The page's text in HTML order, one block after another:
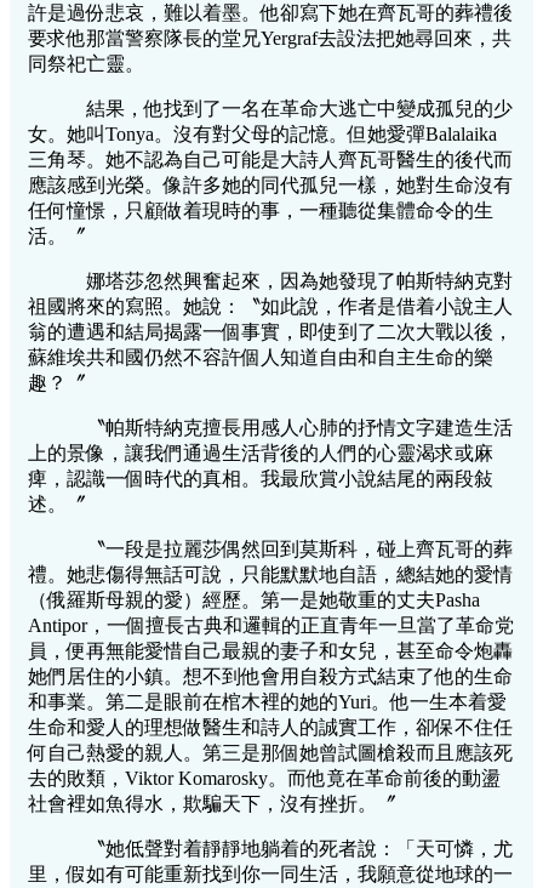
許是過份悲哀，難以着墨。他卻寫下她在齊瓦哥的葬禮後
要求他那當警察隊長的堂兄Yergraf去設法把她尋回來，共
同祭祀亡靈。
結果，他找到了一名在革命大逃亡中變成孤兒的少
女。她叫Tonya。沒有對父母的記憶。但她愛彈Balalaika
三角琴。她不認為自己可能是大詩人齊瓦哥醫生的後代而
應該感到光榮。像許多她的同代孤兒一樣，她對生命沒有
任何憧憬，只顧做着現時的事，一種聽從集體命令的生
活。〞
娜塔莎忽然興奮起來，因為她發現了帕斯特納克對
祖國將來的寫照。她說：〝如此說，作者是借着小說主人
翁的遭遇和結局揭露一個事實，即使到了二次大戰以後，
蘇維埃共和國仍然不容許個人知道自由和自主生命的樂
趣？〞
〝帕斯特納克擅長用感人心肺的抒情文字建造生活
上的景像，讓我們通過生活背後的人們的心靈渴求或麻
痺，認識一個時代的真相。我最欣賞小說結尾的兩段敍
述。〞
〝一段是拉麗莎偶然回到莫斯科，碰上齊瓦哥的葬
禮。她悲傷得無話可說，只能默默地自語，總結她的愛情
（俄羅斯母親的愛）經歷。第一是她敬重的丈夫Pasha
Antipor，一個擅長古典和邏輯的正直青年一旦當了革命党
員，便再無能愛惜自己最親的妻子和女兒，甚至命令炮轟
她們居住的小鎮。想不到他會用自殺方式結束了他的生命
和事業。第二是眼前在棺木裡的她的Yuri。他一生本着愛
生命和愛人的理想做醫生和詩人的誠實工作，卻保不住任
何自己熱愛的親人。第三是那個她曾試圖槍殺而且應該死
去的敗類，Viktor Komarosky。而他竟在革命前後的動盪
社會裡如魚得水，欺騙天下，沒有挫折。〞
〝她低聲對着靜靜地躺着的死者說：「天可憐，尤
里，假如有可能重新找到你一同生活，我願意從地球的一